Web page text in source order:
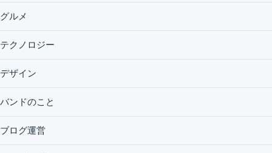
グルメ
テクノロジー
デザイン
バンドのこと
ブログ運営